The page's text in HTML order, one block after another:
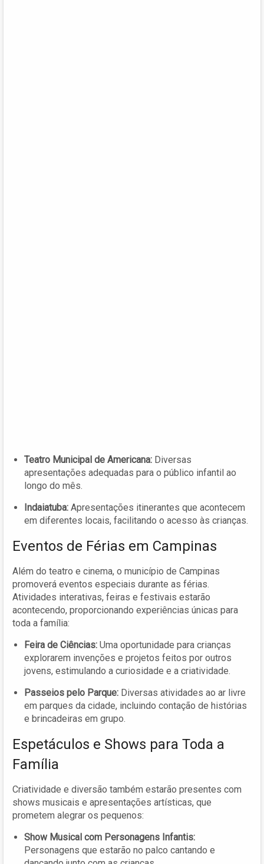
Teatro Municipal de Americana: Diversas
apresentações adequadas para o público infantil ao
longo do mês.
Indaiatuba: Apresentações itinerantes que acontecem
em diferentes locais, facilitando o acesso às crianças.
Eventos de Férias em Campinas
Além do teatro e cinema, o município de Campinas
promoverá eventos especiais durante as férias.
Atividades interativas, feiras e festivais estarão
acontecendo, proporcionando experiências únicas para
toda a família:
Feira de Ciências: Uma oportunidade para crianças
explorarem invenções e projetos feitos por outros
jovens, estimulando a curiosidade e a criatividade.
Passeios pelo Parque: Diversas atividades ao ar livre
em parques da cidade, incluindo contação de histórias
e brincadeiras em grupo.
Espetáculos e Shows para Toda a
Família
Criatividade e diversão também estarão presentes com
shows musicais e apresentações artísticas, que
prometem alegrar os pequenos:
Show Musical com Personagens Infantis:
Personagens que estarão no palco cantando e